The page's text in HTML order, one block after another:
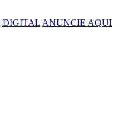
DIGITAL ANUNCIE AQUI